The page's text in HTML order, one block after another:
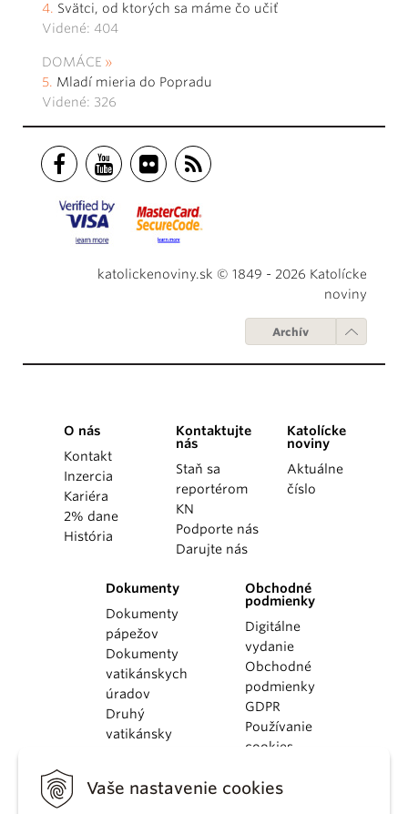
Vaše nastavenie cookies
Svätci, od ktorých sa máme čo učiť
Videné: 404
DOMÁCE
Mladí mieria do Popradu
Videné: 326
katolickenoviny.sk © 1849 - 2026 Katolícke
noviny
Archív
O nás
Kontakt
Inzercia
Kariéra
2% dane
História
Kontaktujte
nás
Staň sa
reportérom
KN
Podporte nás
Darujte nás
Katolícke
noviny
Aktuálne
číslo
Dokumenty
Dokumenty
pápežov
Dokumenty
vatikánskych
úradov
Druhý
vatikánsky
KBS
Obchodné
podmienky
Digitálne
vydanie
Obchodné
podmienky
GDPR
Používanie
cookies